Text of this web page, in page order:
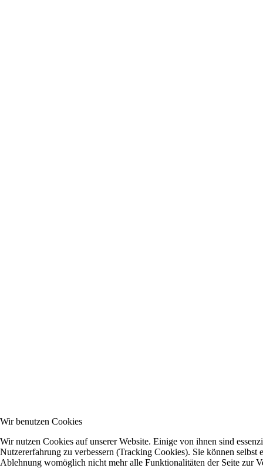
Wir benutzen Cookies
Wir nutzen Cookies auf unserer Website. Einige von ihnen sind
Nutzererfahrung zu verbessern (Tracking Cookies). Sie können selbst
Ablehnung womöglich nicht mehr alle Funktionalitäten der Seite zur